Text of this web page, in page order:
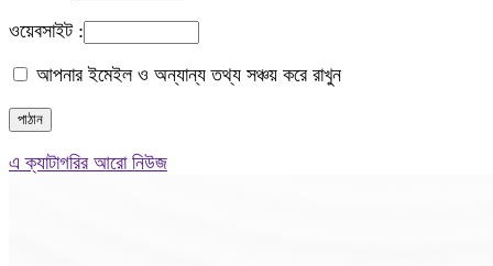
ওয়েবসাইট :
আপনার ইমেইল ও অন্যান্য তথ্য সঞ্চয় করে রাখুন
এ ক্যাটাগরির আরো নিউজ